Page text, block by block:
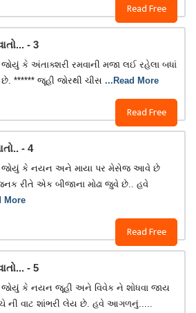
Read Free
- 3
Read Free
કે અંતાક્શરી રમવાની મજા લઈ રહેલા બધાં
****** જૂહી જોરથી ચીસ ...Read More
- 4
Read Free
જોયું કે નયન અને માયા પર મેસેજ આવે છે
રીતે એક બીજાના મોઢા જુવે છે.. હવે
More
- 5
કે નયન જૂહી અને વિવેક ને શોધવા જાય
ની વાટ શાંભરી લેય છે. હવે આગળનું.....